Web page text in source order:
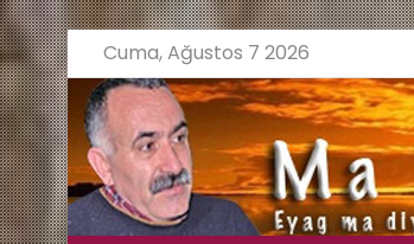
Cuma, Ağustos 7 2026